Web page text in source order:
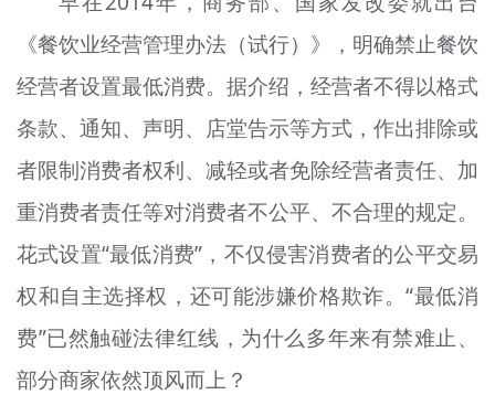
宣传思想文化人才
专题
资料库
+
《餐饮业经营管理办法（试行）》，明确禁止餐饮
经营者设置最低消费‌。据介绍，经营者不得以格式
条款、通知、声明、店堂告示等方式，作出排除或
者限制消费者权利、减轻或者免除经营者责任、加
重消费者责任等对消费者不公平、不合理的规定。
花式设置“最低消费”，不仅侵害消费者的公平交易
权和自主选择权，还可能涉嫌价格欺诈。“最低消
费”已然触碰法律红线，为什么多年来有禁难止、
部分商家依然顶风而上？